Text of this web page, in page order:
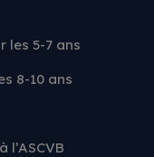
les 5-7 ans
8-10 ans
l’ASCVB